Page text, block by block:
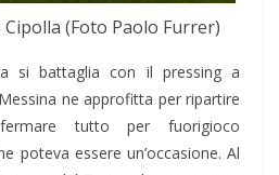
(Foto Paolo Furrer)
si battaglia con il pressing a
ne approfitta per ripartire
tutto per fuorigioco
poteva essere un’occasione. Al